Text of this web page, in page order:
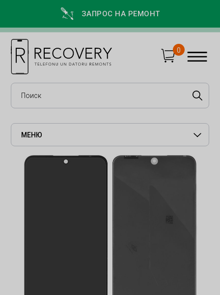
ЗАПРОС НА РЕМОНТ
0
МЕНЮ